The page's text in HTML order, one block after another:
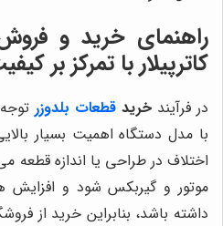
راهنمای خرید و فروش
کاترپیلار با تمرکز بر
در فرآیند خرید قطعات بلدوزر
با مدل دستگاه اهمیت بسیار
اختلاف در طراحی یا اندازه قطعه
موتور و گیربکس شود و افزایش
داشته باشد، بنابراین خرید از